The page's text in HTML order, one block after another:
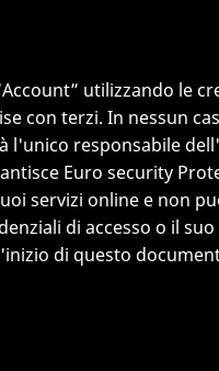
utilizzando le
con terzi. In nessun
l'unico responsabile
Euro security
servizi online e non
di accesso o il
di questo